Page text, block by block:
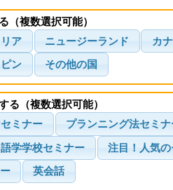
（複数選択可能）
ア ニュージーランド カ
ン その他の国
る（複数選択可能）
ミナー プランニング法セミナ
語学学校セミナー 注目！人気
英会話